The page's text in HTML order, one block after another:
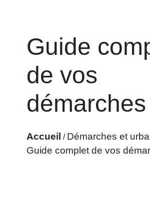
Guide
de vos
démarches
Accueil / Démarches et
Guide complet de vos